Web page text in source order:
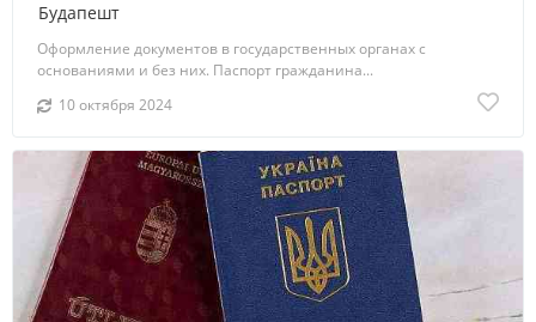
Будапешт
Оформление документов в государственных органах с
основаниями и без них. Паспорт гражданина...
10 октября 2024